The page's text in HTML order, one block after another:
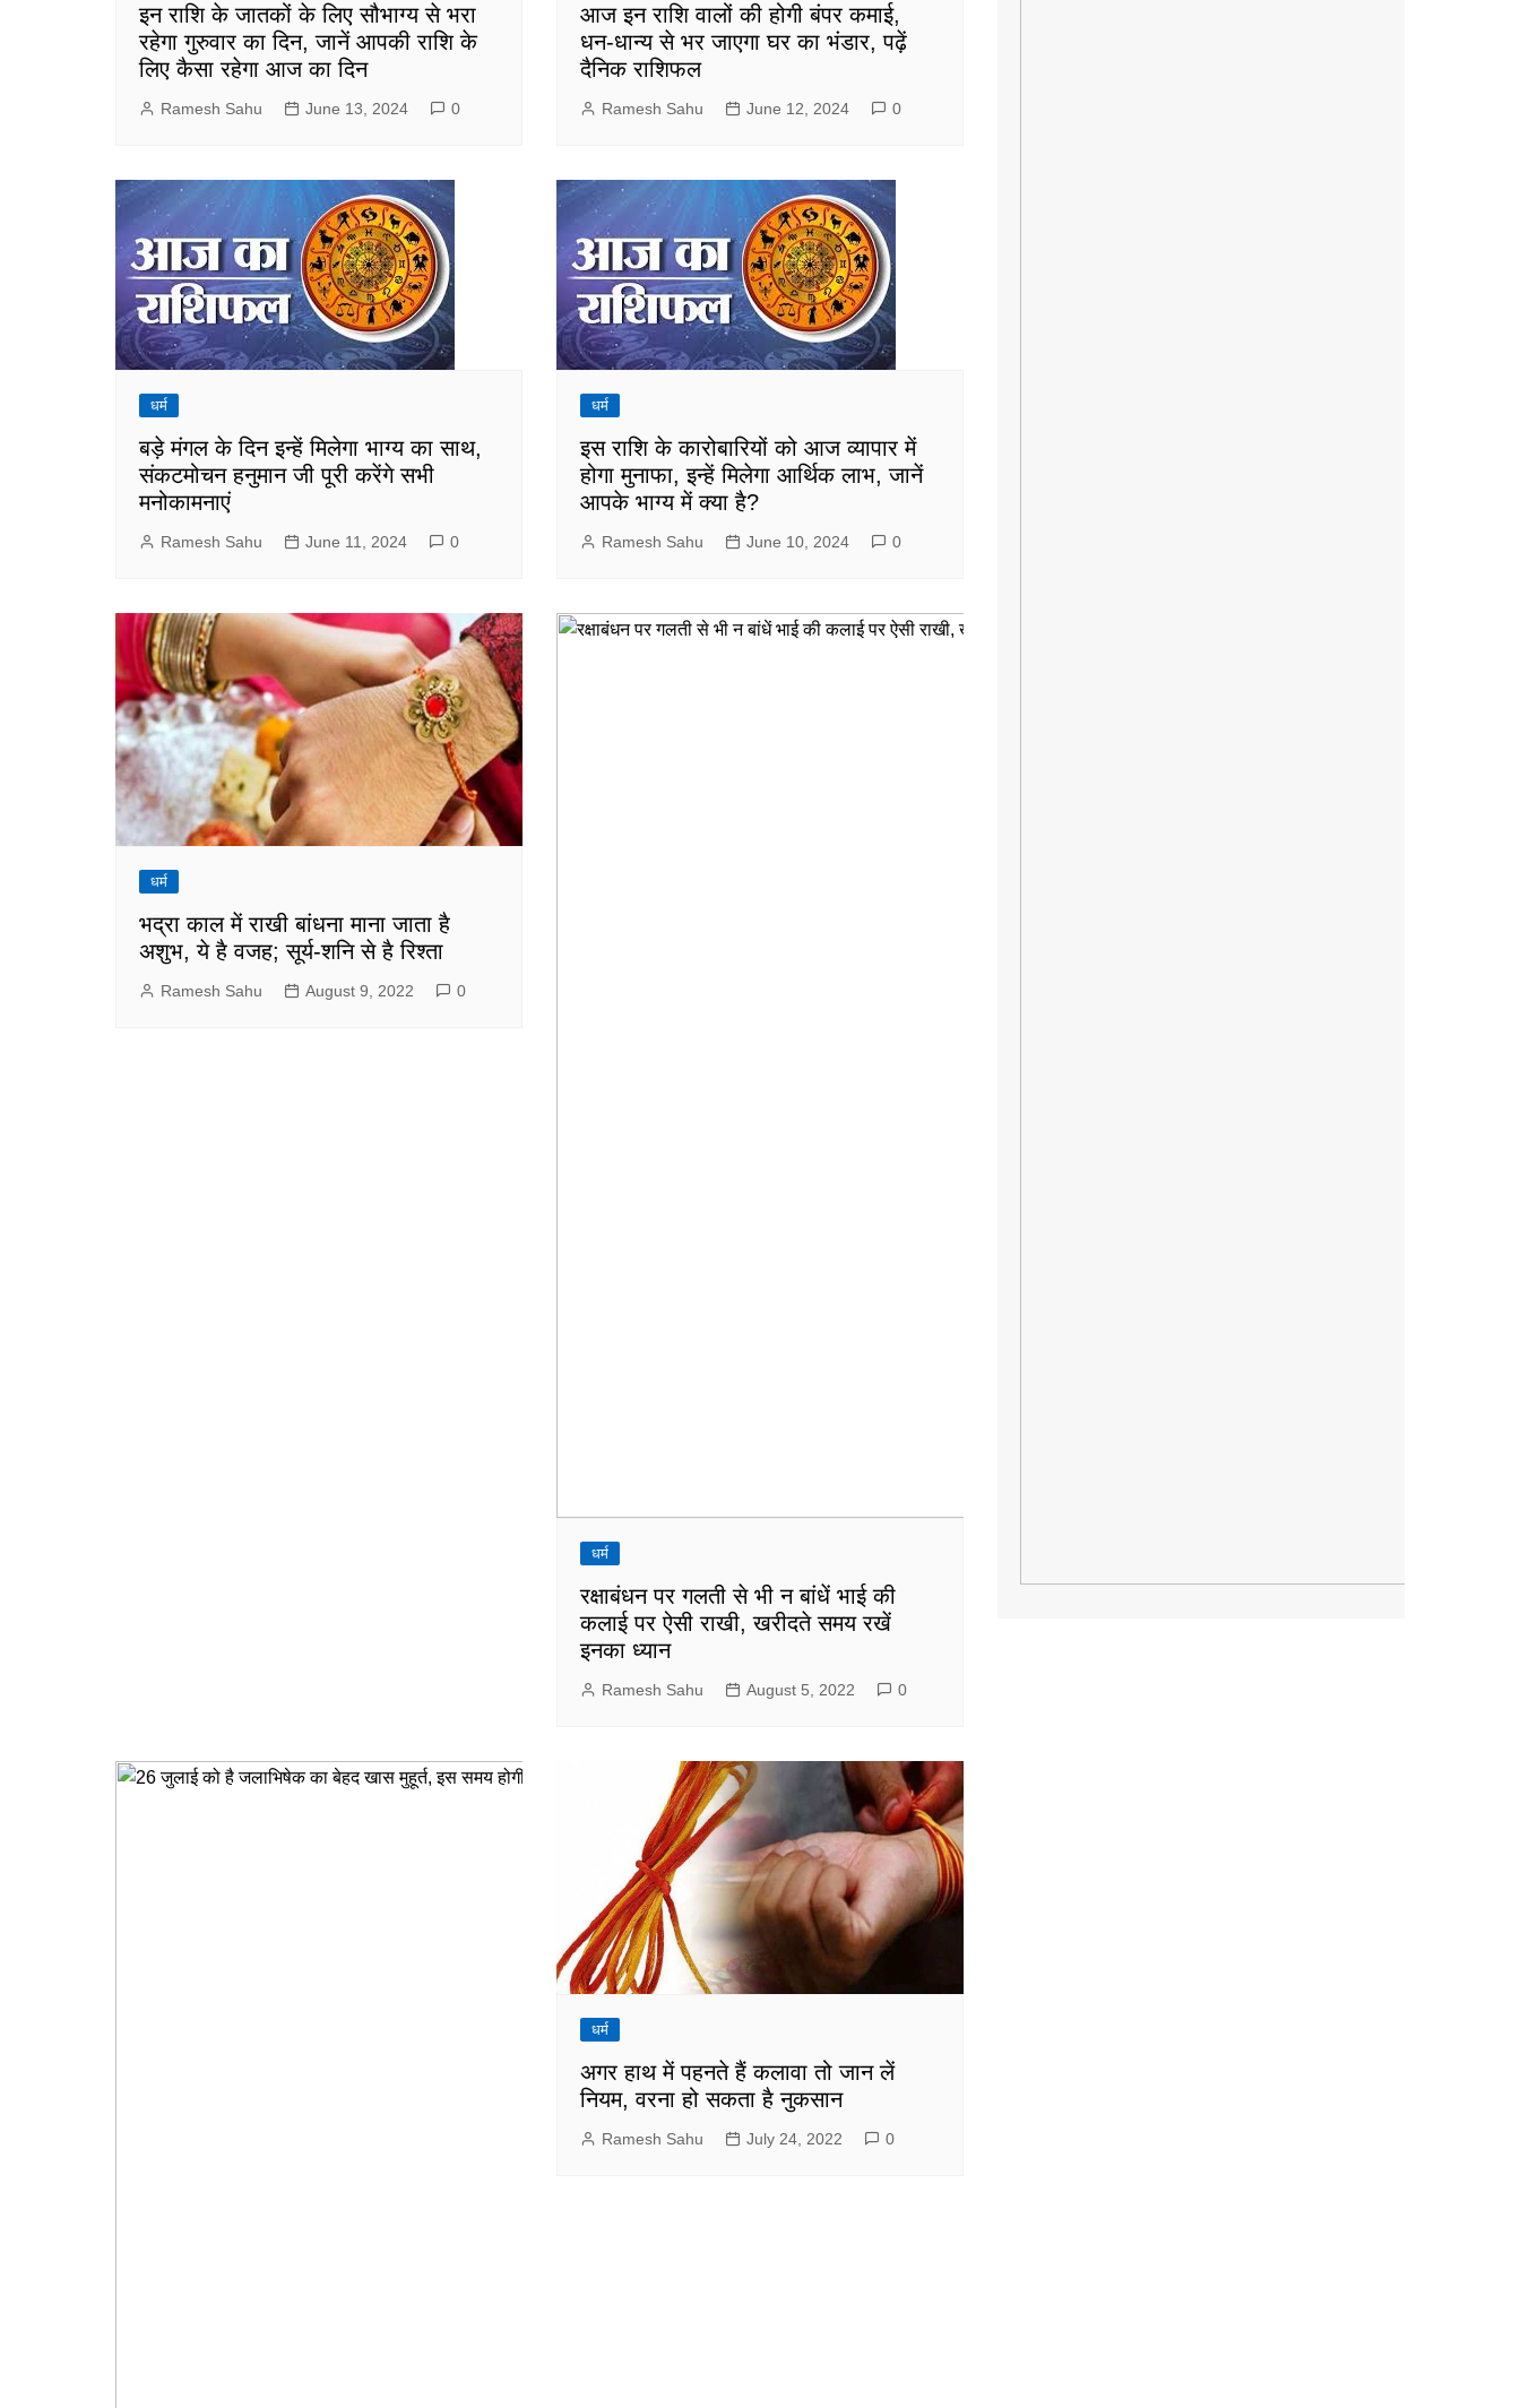
इन राशि के जातकों के लिए सौभाग्य से भरा
रहेगा गुरुवार का दिन, जानें आपकी राशि के
लिए कैसा रहेगा आज का दिन
Ramesh Sahu June 13, 2024 0
आज इन राशि वालों की होगी बंपर कमाई,
धन-धान्य से भर जाएगा घर का भंडार, पढ़ें
दैनिक राशिफल
Ramesh Sahu June 12, 2024 0
धर्म
बड़े मंगल के दिन इन्हें मिलेगा भाग्य का साथ,
संकटमोचन हनुमान जी पूरी करेंगे सभी
मनोकामनाएं
Ramesh Sahu June 11, 2024 0
धर्म
इस राशि के कारोबारियों को आज व्यापार में
होगा मुनाफा, इन्हें मिलेगा आर्थिक लाभ, जानें
आपके भाग्य में क्या है?
Ramesh Sahu June 10, 2024 0
धर्म
भद्रा काल में राखी बांधना माना जाता है
अशुभ, ये है वजह; सूर्य-शनि से है रिश्ता
Ramesh Sahu August 9, 2022 0
धर्म
रक्षाबंधन पर गलती से भी न बांधें भाई की
कलाई पर ऐसी राखी, खरीदते समय रखें
इनका ध्यान
Ramesh Sahu August 5, 2022 0
धर्म
अगर हाथ में पहनते हैं कलावा तो जान लें
नियम, वरना हो सकता है नुकसान
Ramesh Sahu July 24, 2022 0